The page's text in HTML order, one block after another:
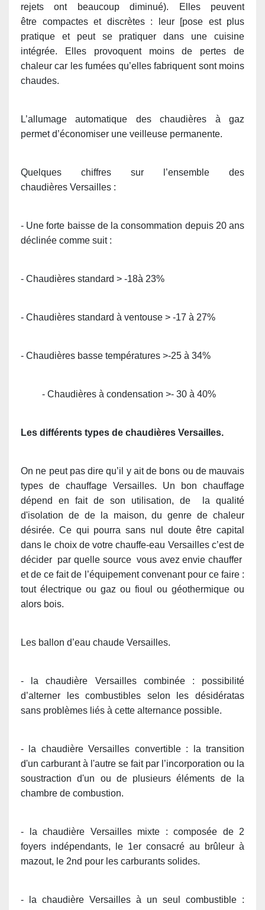
rejets ont beaucoup diminué). Elles peuvent
être compactes et discrètes : leur [pose est plus
pratique et peut se pratiquer dans une cuisine
intégrée. Elles provoquent moins de pertes de
chaleur car les fumées qu’elles fabriquent sont moins
chaudes.
L’allumage automatique des chaudières à gaz
permet d’économiser une veilleuse permanente.
Quelques chiffres sur l’ensemble des
chaudières Versailles :
- Une forte baisse de la consommation depuis 20 ans
déclinée comme suit :
- Chaudières standard > -18à 23%
- Chaudières standard à ventouse > -17 à 27%
- Chaudières basse températures >-25 à 34%
- Chaudières à condensation >- 30 à 40%
Les différents types de chaudières Versailles.
On ne peut pas dire qu’il y ait de bons ou de mauvais
types de chauffage Versailles. Un bon chauffage
dépend en fait de son utilisation, de la qualité
d'isolation de de la maison, du genre de chaleur
désirée. Ce qui pourra sans nul doute être capital
dans le choix de votre chauffe-eau Versailles c’est de
décider par quelle source vous avez envie chauffer
et de ce fait de l’équipement convenant pour ce faire :
tout électrique ou gaz ou fioul ou géothermique ou
alors bois.
Les ballon d’eau chaude Versailles.
- la chaudière Versailles combinée : possibilité
d’alterner les combustibles selon les désidératas
sans problèmes liés à cette alternance possible.
- la chaudière Versailles convertible : la transition
d'un carburant à l'autre se fait par l’incorporation ou la
soustraction d'un ou de plusieurs éléments de la
chambre de combustion.
- la chaudière Versailles mixte : composée de 2
foyers indépendants, le 1er consacré au brûleur à
mazout, le 2nd pour les carburants solides.
- la chaudière Versailles à un seul combustible :